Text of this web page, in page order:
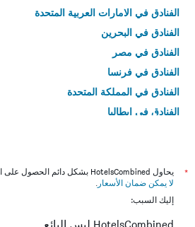
الفنادق في الامارات العربية المتحدة
الفنادق في البحرين
الفنادق في مصر
الفنادق في فرنسا
الفنادق في المملكة المتحدة
الفنادق في إيطاليا
*
يحاول HotelsCombined بشكل دائم الحصول على الأسعار الدقيقة، ولكن
لا يمكن ضمان الأسعار .
إليك السبب:
HotelsCombined ليس البائع